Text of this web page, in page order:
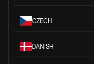
CZECH
DANISH